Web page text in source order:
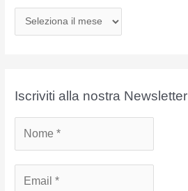
r
iIscriviti alla nostra Newsletter